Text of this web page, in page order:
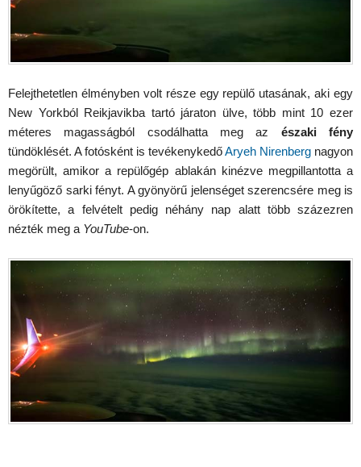
Felejthetetlen élményben volt része egy repülő utasának, aki egy
New Yorkból Reikjavikba tartó járaton ülve, több mint 10 ezer
méteres magasságból csodálhatta meg az északi fény
tündöklését. A fotósként is tevékenykedőAryeh Nirenberg nagyon
megörült, amikor a repülőgép ablakán kinézve megpillantotta a
lenyűgöző sarki fényt. A gyönyörű jelenséget szerencsére meg is
örökítette, a felvételt pedig néhány nap alatt több százezren
nézték meg a YouTube-on.